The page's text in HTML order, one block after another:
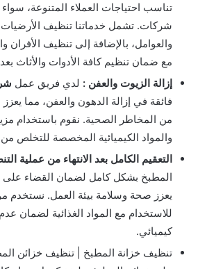
تناسب احتياجات العملاء المتنوعة،
شركات. تشمل خدماتنا تنظيف
والعوامل، بالإضافة إلى تنظيف الأفران
مع ضمان تنظيم كافة الأدوات والأثاث
إزالة الزيوت والعفن : لدي فريق عمل
فائقة في إزالة الدهون والعفن، مما
من المخاطر الصحية. نقوم باستخدام
والمواد الكيميائية المخصصة للتخلص
التعقيم الكامل بعد الانتهاء من عملية
المطبخ بشكل كامل لضمان القضاء على
يعزز صحة وسلامة بيئة العمل. نستخدم
للاستخدام مع المواد الغذائية لضمان
كيميائي.
تنظيف خزانة المطبخ | تنظيف خزائن